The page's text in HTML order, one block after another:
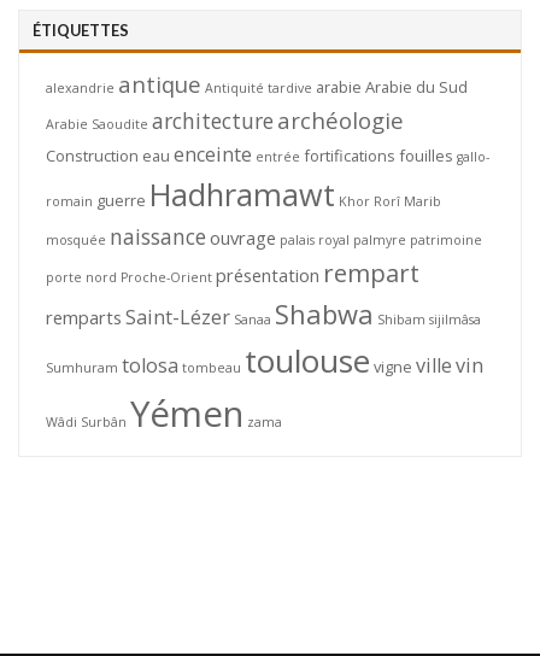
ÉTIQUETTES
alexandrie antique Antiquité tardive arabie Arabie du Sud
Arabie Saoudite architecture archéologie
Construction eau enceinte entrée fortifications fouilles gallo-
romain guerre Hadhramawt Khor Rorî Marib
mosquée naissance ouvrage palais royal palmyre patrimoine
porte nord Proche-Orient présentation rempart
remparts Saint-Lézer Sanaa Shabwa Shibam sijilmâsa
Sumhuram tolosa tombeau toulouse vigne villevin
Wâdi Surbân Yémen zama